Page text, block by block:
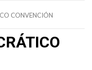
CONVENCIÓN